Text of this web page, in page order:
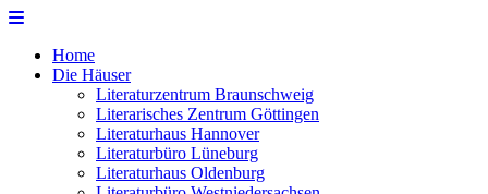
Zur Navigation
Zum Seiteninhalt
Home
Die Häuser
Literaturzentrum Braunschweig
Literarisches Zentrum Göttingen
Literaturhaus Hannover
Literaturbüro Lüneburg
Literaturhaus Oldenburg